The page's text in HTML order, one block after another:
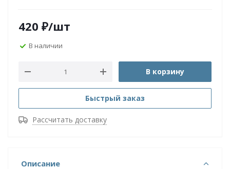
420 ₽/шт
В наличии
В корзину
Быстрый заказ
Рассчитать доставку
Описание